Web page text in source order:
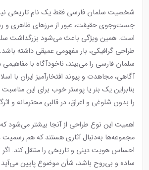
شخصیت سلمان فارسی فقط یک نام تاریخی
جست‌وجوی حقیقت، عبور از مرزهای ظاهری و
است. همین ویژگی باعث می‌شود بزرگداشت
طراحی گرافیکی، بار مفهومی عمیقی داشته
سلمان فارسی را می‌بیند، ناخودآگاه با مفاهیمی
آگاهی، مجاهدت و پیوند افتخارآمیز ایران با
بنابراین یک بنر یا پوستر خوب برای این
را بدون شلوغی و اغراق، در قالبی محترمانه و
اهمیت این نوع طراحی از آنجا بیشتر می‌شود
مجموعه‌ها به‌دنبال آثاری هستند که هم
احساس هویت دینی و تاریخی را منتقل کند.
ساده و بی‌روح باشد، شأن موضوع پایین